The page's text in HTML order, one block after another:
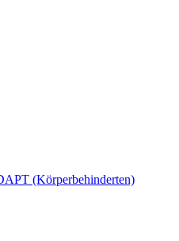
(Körperbehinderten)